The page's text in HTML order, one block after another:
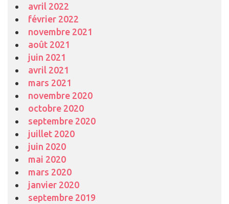
avril 2022
février 2022
novembre 2021
août 2021
juin 2021
avril 2021
mars 2021
novembre 2020
octobre 2020
septembre 2020
juillet 2020
juin 2020
mai 2020
mars 2020
janvier 2020
septembre 2019